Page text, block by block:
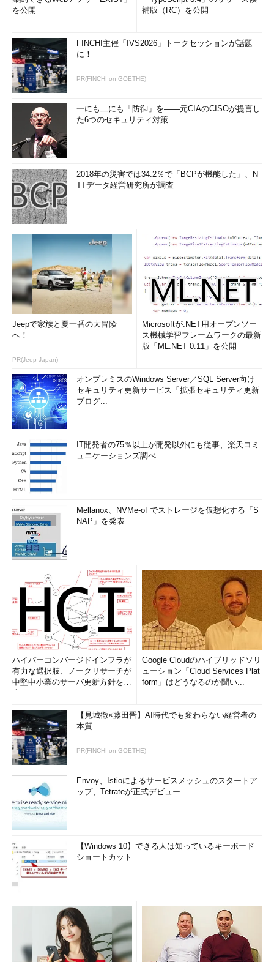
を公開
補版（RC）を公開
FINCHI主催「IVS2026」トークセッションが話題
に！
PR(FINCHI on GOETHE)
一にも二にも「防御」を――元CIAのCISOが提言し
た6つのセキュリティ対策
2018年の災害では34.2％で「BCPが機能した」、N
TTデータ経営研究所が調査
Jeepで家族と夏一番の大冒険
へ！
PR(Jeep Japan)
Microsoftが.NET用オープンソー
ス機械学習フレームワークの最新
版「ML.NET 0.11」を公開
オンプレミスのWindows Server／SQL Server向け
セキュリティ更新サービス「拡張セキュリティ更新
プログ...
IT開発者の75％以上が開発以外にも従事、楽天コミ
ュニケーションズ調べ
Mellanox、NVMe-oFでストレージを仮想化する「S
NAP」を発表
ハイパーコンバージドインフラが
有力な選択肢、ノークリサーチが
中堅中小業のサーバ更新方針を調
Google Cloudのハイブリッドソリ
ューション「Cloud Services Plat
form」はどうなるのか聞い...
【見城徹×藤田晋】AI時代でも変わらない経営者の
本質
PR(FINCHI on GOETHE)
Envoy、Istioによるサービスメッシュのスタートア
ップ、Tetrateが正式デビュー
【Windows 10】できる人は知っているキーボード
ショートカット